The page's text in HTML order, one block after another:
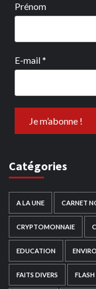
Prénom
E-mail*
Catégories
A LA UNE CARNET
CRYPTOMONNAIE
EDUCATION
FAITS DIVERS